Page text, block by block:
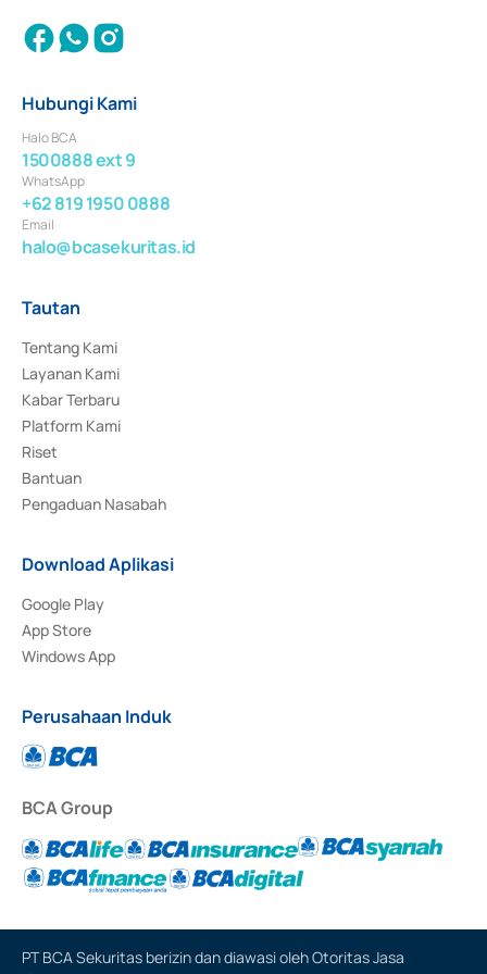
Hubungi Kami
Halo BCA
1500888 ext 9
WhatsApp
+62 819 1950 0888
Email
halo@bcasekuritas.id
Tautan
Tentang Kami
Layanan Kami
Kabar Terbaru
Platform Kami
Riset
Bantuan
Pengaduan Nasabah
Download Aplikasi
Google Play
App Store
Windows App
Perusahaan Induk
BCA Group
PT BCA Sekuritas berizin dan diawasi oleh Otoritas Jasa